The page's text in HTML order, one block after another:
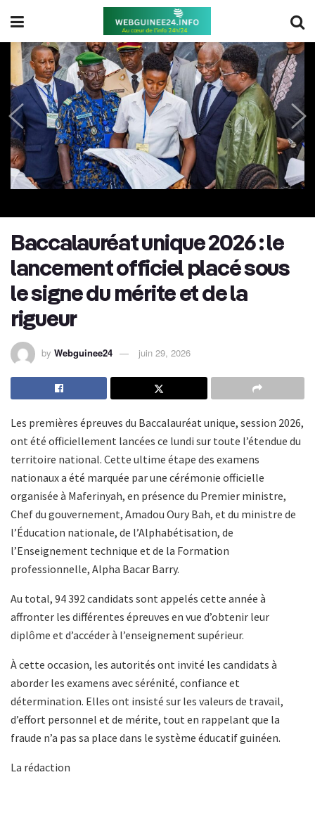
Baccalauréat unique 2026 : le
lancement officiel placé sous
le signe du mérite et de la
rigueur
by Webguinee24 juin 29, 2026
Les premières épreuves du Baccalauréat unique, session 2026,
ont été officiellement lancées ce lundi sur toute l’étendue du
territoire national. Cette ultime étape des examens
nationaux a été marquée par une cérémonie officielle
organisée à Maferinyah, en présence du Premier ministre,
Chef du gouvernement, Amadou Oury Bah, et du ministre de
l’Éducation nationale, de l’Alphabétisation, de
l’Enseignement technique et de la Formation
professionnelle, Alpha Bacar Barry.
Au total, 94 392 candidats sont appelés cette année à
affronter les différentes épreuves en vue d’obtenir leur
diplôme et d’accéder à l’enseignement supérieur.
À cette occasion, les autorités ont invité les candidats à
aborder les examens avec sérénité, confiance et
détermination. Elles ont insisté sur les valeurs de travail,
d’effort personnel et de mérite, tout en rappelant que la
fraude n’a pas sa place dans le système éducatif guinéen.
La rédaction